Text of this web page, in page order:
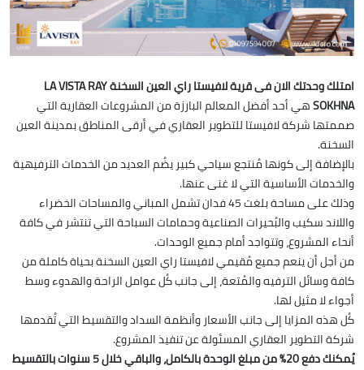
امتلك وحدتك الان فى قرية لافيستا راي العين السخنة LA VISTA RAY
SOKHNAهي أحد أفضل المعالم البارزة من المشروعات العقارية التي
صممتها شركة لافيستا للتطوير العقاري في أرقى المناطق بمدينة العين
السخنة.
بالإضافة إلى كونها مُنتجع سياحي كبير يضُم العديد من الخدمات الترفيهية
والخدمات الأساسية التي لا غنى عنها.
وذلك على مساحة بلغت 45 فدان تشمل المباني والمساحات الخضراء
واللاند سكيب والبُحيرات الصناعية وحمامات السباحة التي تنتشر في كافة
أنحاء المشروع، وتتواجد أمام جميع الوحدات.
من أجل أن ينعم جميع مُقيمي لافيستا راي العين السخنة بحياة كاملة من
كافة وسائل الترفيه والمُتعة، إلى جانب كُل عوامل الراحة والهدوء وسط
أجواء لا مثيل لها.
كُل هذه المزايا إلى جانب الأسعار وأنظمة السداد والتقسيط التي تُقدمها
شركة التطوير العقاري المسئولة عن تنفيذ المشروع.
يُمكنك دفع 20٪ من مبلغ الوحدة بالكامل، والباقي خلال 5 سنوات بالتقسيط